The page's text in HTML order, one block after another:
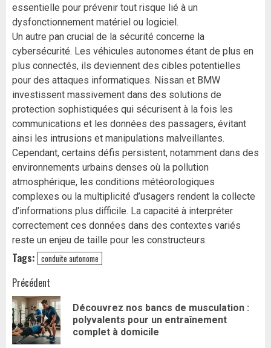
essentielle pour prévenir tout risque lié à un
dysfonctionnement matériel ou logiciel.
Un autre pan crucial de la sécurité concerne la
cybersécurité. Les véhicules autonomes étant de plus en
plus connectés, ils deviennent des cibles potentielles
pour des attaques informatiques. Nissan et BMW
investissent massivement dans des solutions de
protection sophistiquées qui sécurisent à la fois les
communications et les données des passagers, évitant
ainsi les intrusions et manipulations malveillantes.
Cependant, certains défis persistent, notamment dans des
environnements urbains denses où la pollution
atmosphérique, les conditions météorologiques
complexes ou la multiplicité d’usagers rendent la collecte
d’informations plus difficile. La capacité à interpréter
correctement ces données dans des contextes variés
reste un enjeu de taille pour les constructeurs.
Tags: conduite autonome
Navigation
d’article
Précédent
Découvrez nos bancs de musculation :
polyvalents pour un entraînement
complet à domicile